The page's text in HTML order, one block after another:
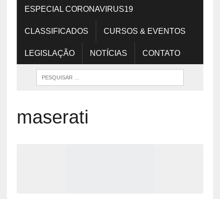
ESPECIAL CORONAVIRUS19
CLASSIFICADOS CURSOS & EVENTOS
LEGISLAÇÃO NOTÍCIAS CONTATO
maserati